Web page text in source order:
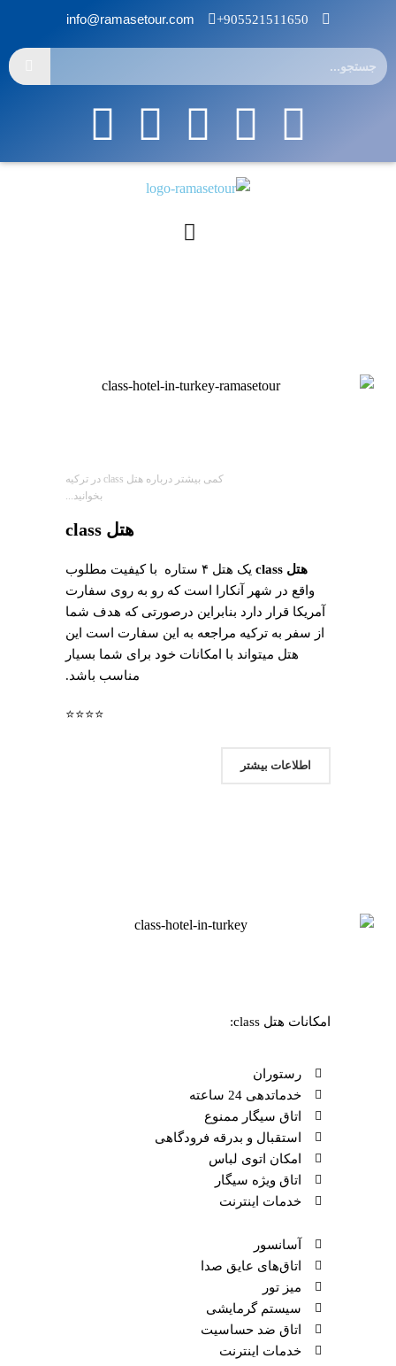
905521511650+
info@ramasetour.com
کمی بیشتر درباره هتل class در ترکیه
بخوانید...
هتل class
هتل class
یک هتل ۴ ستاره ‌ با کیفیت مطلوب
واقع در شهر آنکارا است که رو به روی سفارت
آمریکا قرار دارد بنابراین درصورتی که هدف شما
از سفر به ترکیه مراجعه به این سفارت است این
هتل میتواند با امکانات خود برای شما بسیار
مناسب باشد.
⭐⭐⭐⭐
اطلاعات بیشتر
امکانات هتل class:
رستوران
خدماتدهی 24 ساعته
اتاق سیگار ممنوع
استقبال و بدرقه فرودگاهی
امکان اتوی لباس
اتاق ویژه سیگار
خدمات اینترنت
آسانسور
اتاق‌های عایق صدا
میز تور
سیستم گرمایشی
اتاق ضد حساسیت
خدمات اینترنت